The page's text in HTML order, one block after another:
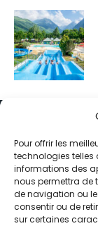
Pour offrir les
technologies telles
informations des
nous permettra de
de navigation ou
consentir ou de
sur certaines
Alternative
relations publiques
pilote des
grâce